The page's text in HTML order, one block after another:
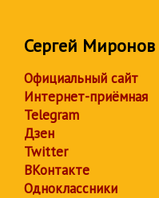
Сергей Миронов
Официальный сайт
Интернет-приёмная
Telegram
Дзен
Twitter
ВКонтакте
Одноклассники